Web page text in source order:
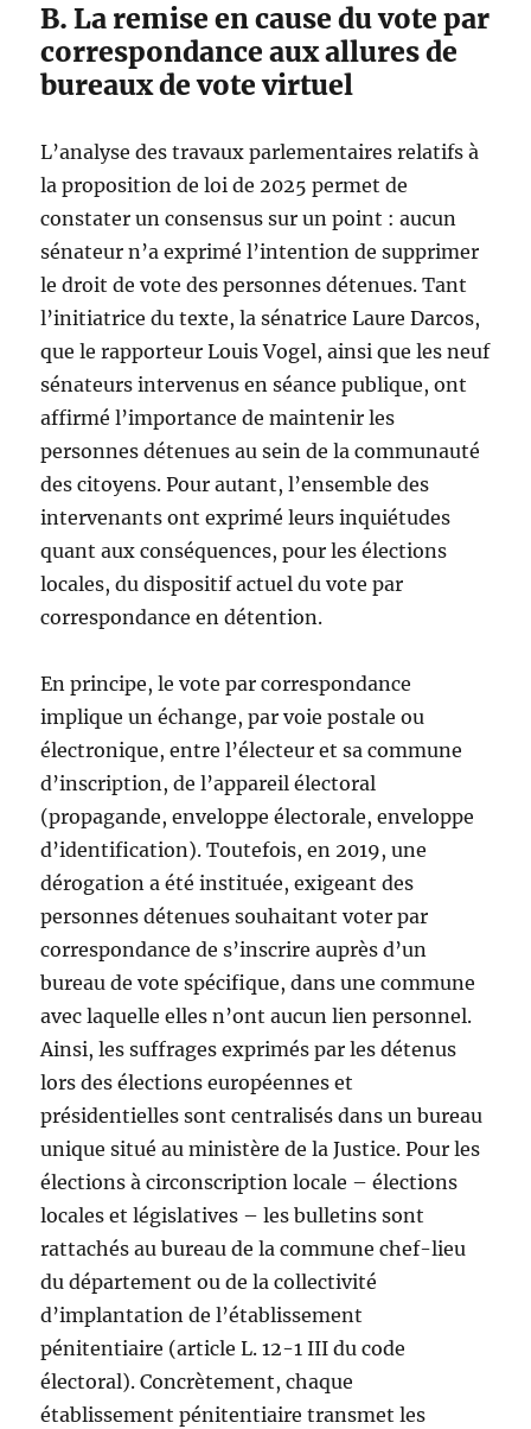
B. La remise en cause du vote par
correspondance aux allures de
bureaux de vote virtuel
L’analyse des travaux parlementaires relatifs à
la proposition de loi de 2025 permet de
constater un consensus sur un point : aucun
sénateur n’a exprimé l’intention de supprimer
le droit de vote des personnes détenues. Tant
l’initiatrice du texte, la sénatrice Laure Darcos,
que le rapporteur Louis Vogel, ainsi que les neuf
sénateurs intervenus en séance publique, ont
affirmé l’importance de maintenir les
personnes détenues au sein de la communauté
des citoyens. Pour autant, l’ensemble des
intervenants ont exprimé leurs inquiétudes
quant aux conséquences, pour les élections
locales, du dispositif actuel du vote par
correspondance en détention.
En principe, le vote par correspondance
implique un échange, par voie postale ou
électronique, entre l’électeur et sa commune
d’inscription, de l’appareil électoral
(propagande, enveloppe électorale, enveloppe
d’identification). Toutefois, en 2019, une
dérogation a été instituée, exigeant des
personnes détenues souhaitant voter par
correspondance de s’inscrire auprès d’un
bureau de vote spécifique, dans une commune
avec laquelle elles n’ont aucun lien personnel.
Ainsi, les suffrages exprimés par les détenus
lors des élections européennes et
présidentielles sont centralisés dans un bureau
unique situé au ministère de la Justice. Pour les
élections à circonscription locale – élections
locales et législatives – les bulletins sont
rattachés au bureau de la commune chef-lieu
du département ou de la collectivité
d’implantation de l’établissement
pénitentiaire (article L. 12-1 III du code
électoral). Concrètement, chaque
établissement pénitentiaire transmet les